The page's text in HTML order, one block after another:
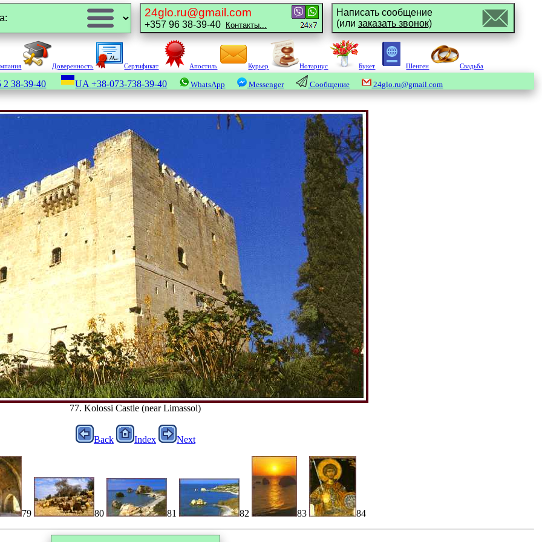
24glo.ru@gmail.com
+357 96 38-39-40 Контакты...
Написать сообщение
(или заказать звонок)
Доверенность Сертификат Апостиль Курьер Нотариус Букет Шенген Свадьба
2 38-39-40 UA+38-073-738-39-40 WhatsApp Messenger Сообщение 24glo.ru@gmail.com
77. Kolossi Castle (near Limassol)
Back Index Next
79 80 81 82 83 84